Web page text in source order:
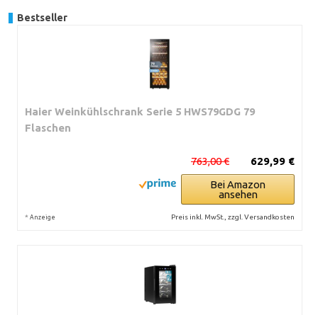
Bestseller
Haier Weinkühlschrank Serie 5 HWS79GDG 79
Flaschen
629,99 €
763,00 €
Bei Amazon
ansehen
* Anzeige Preis inkl. MwSt., zzgl. Versandkosten